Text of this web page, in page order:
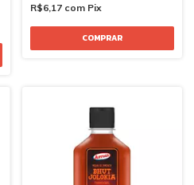
R$6,17 com Pix